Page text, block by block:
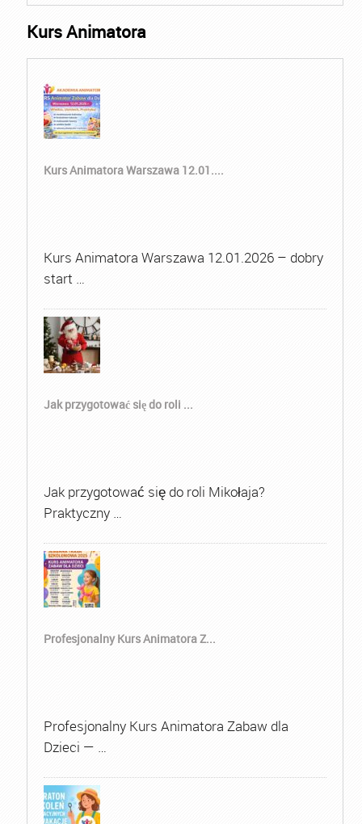
Kurs Animatora
Kurs Animatora Warszawa 12.01....
Kurs Animatora Warszawa 12.01.2026 – dobry
start …
Jak przygotować się do roli ...
Jak przygotować się do roli Mikołaja?
Praktyczny …
Profesjonalny Kurs Animatora Z...
Profesjonalny Kurs Animatora Zabaw dla
Dzieci — …